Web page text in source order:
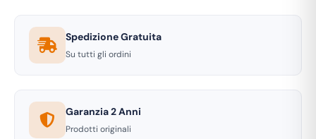
Spedizione Gratuita
Su tutti gli ordini
Garanzia 2 Anni
Prodotti originali